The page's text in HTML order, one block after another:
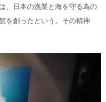
、日本の漁業と海を守る為の
を創ったという。その精神